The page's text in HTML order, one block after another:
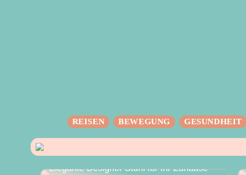
REISEN BEWEGUNG GESUNDHEIT
Elegante Designer Stuhl für Ihr Zuhause